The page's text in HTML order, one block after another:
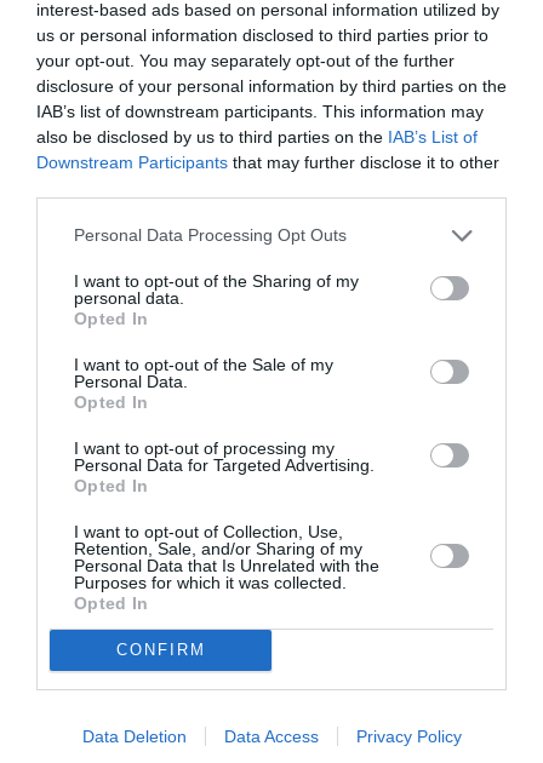
interest-based ads based on personal information utilized by
us or personal information disclosed to third parties prior to
your opt-out. You may separately opt-out of the further
disclosure of your personal information by third parties on the
IAB’s list of downstream participants. This information may
also be disclosed by us to third parties on the IAB’s List of
Downstream Participants that may further disclose it to other
Personal Data Processing Opt Outs
I want to opt-out of the Sharing of my
personal data.
Opted In
I want to opt-out of the Sale of my
Personal Data.
Opted In
I want to opt-out of processing my
Personal Data for Targeted Advertising.
Opted In
I want to opt-out of Collection, Use,
Retention, Sale, and/or Sharing of my
Personal Data that Is Unrelated with the
Purposes for which it was collected.
Opted In
CONFIRM
Data Deletion Data Access Privacy Policy
Η Μισέλ Φάιφερ
αποκάλυψε ότι δεν
θέλει να
πρωταγωνιστήσει
ποτέ ξανά σε ταινία
Προβολές με
ελεύθερη είσοδο
στον Θερινό
Δημοτικό
Κινηματογράφο
Αγίας Παρασκευής |
10-16/8
Εισπράξεις πάνω
από 1 δισ. δολάρια
για το “Spider-Man:
Brand New Day”
Η νέα ταινία
κάνει πρεμιέρα τον
Σεπτέμβριο
Δημοφιλή Άρθρα